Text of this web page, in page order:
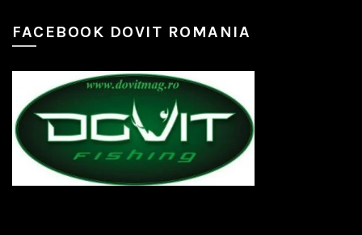
FACEBOOK DOVIT ROMANIA